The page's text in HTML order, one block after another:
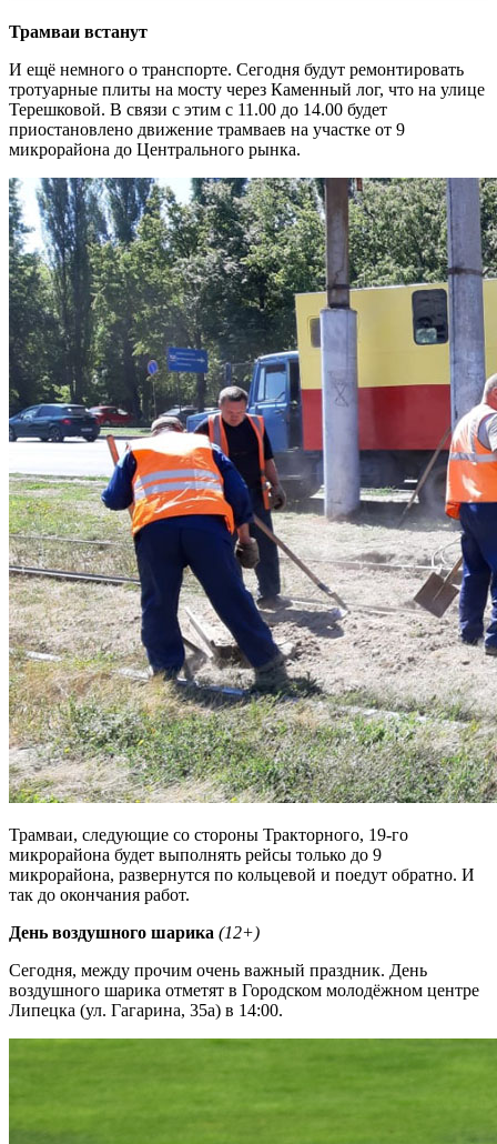
Трамваи встанут
И ещё немного о транспорте. Сегодня будут ремонтировать
тротуарные плиты на мосту через Каменный лог, что на улице
Терешковой. В связи с этим с 11.00 до 14.00 будет
приостановлено движение трамваев на участке от 9
микрорайона до Центрального рынка.
Трамваи, следующие со стороны Тракторного, 19-го
микрорайона будет выполнять рейсы только до 9
микрорайона, развернутся по кольцевой и поедут обратно. И
так до окончания работ.
День воздушного шарика (12+)
Сегодня, между прочим очень важный праздник. День
воздушного шарика отметят в Городском молодёжном центре
Липецка (ул. Гагарина, 35а) в 14:00.